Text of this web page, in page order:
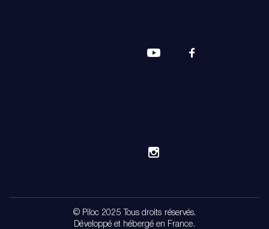
© Piloc 2025 Tous droits réservés.
Développé et hébergé en France.